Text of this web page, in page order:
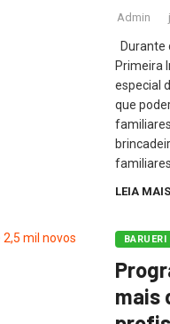
Admin
Durante
Primeira
especial
que
LEIA MAIS
BARUERI
mais